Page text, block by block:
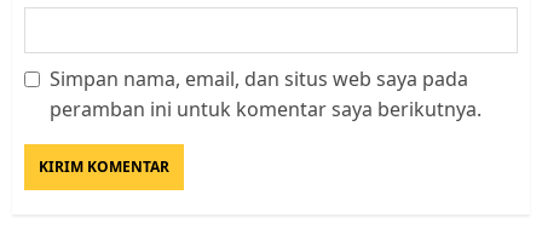
Simpan nama, email, dan situs web saya pada
peramban ini untuk komentar saya berikutnya.
Datangi Pemko Batam, Warga